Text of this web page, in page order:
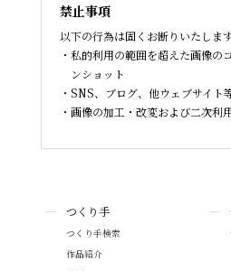
禁止事項
以下の行為は固くお断りいたします
私的利用の範囲を超えた画像の
ンショット
SNS、ブログ、他ウェブサイト
画像の加工・改変および二次利
つくり手
つくり手検索
作品紹介